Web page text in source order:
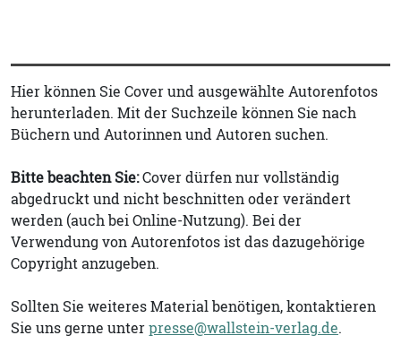
Hier können Sie Cover und ausgewählte Autorenfotos
herunterladen. Mit der Suchzeile können Sie nach
Büchern und Autorinnen und Autoren suchen.
Bitte beachten Sie:Cover dürfen nur vollständig
abgedruckt und nicht beschnitten oder verändert
werden (auch bei Online-Nutzung). Bei der
Verwendung von Autorenfotos ist das dazugehörige
Copyright anzugeben.
Sollten Sie weiteres Material benötigen, kontaktieren
Sie uns gerne unterpresse@wallstein-verlag.de.